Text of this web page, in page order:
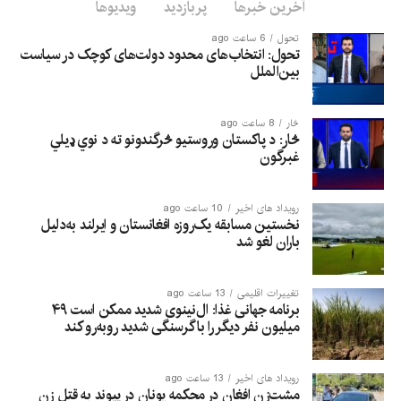
آخرین خبرها پربازدید ویدیوها
تحول 6 ساعت ago
تحول: انتخاب‌های محدود دولت‌های کوچک در سیاست
بین‌الملل
څار 8 ساعت ago
څار: د پاکستان وروستیو څرگندونو ته د نوي ډیلي
غبرگون
رویداد های اخیر 10 ساعت ago
نخستین مسابقه یک‌روزه افغانستان و ایرلند به‌دلیل
باران لغو شد
تغییرات اقلیمی 13 ساعت ago
برنامه جهانی غذا: ال‌نینوی شدید ممکن است ۴۹
میلیون نفر دیگر را با گرسنگی شدید روبه‌رو کند
رویداد های اخیر 13 ساعت ago
مشت‌زن افغان در محکمه یونان در پیوند به قتل زن